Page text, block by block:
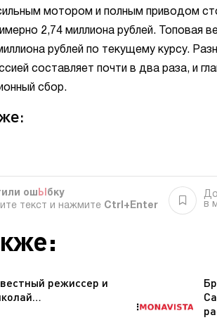
мотором и полным приводом
2,74 миллиона рублей. Топовая
рублей по текущему курсу.
составляет почти в два раза, и
сбор.
ош Ы бку
текст и нажмите Ctrl+Enter
в
режиссер и